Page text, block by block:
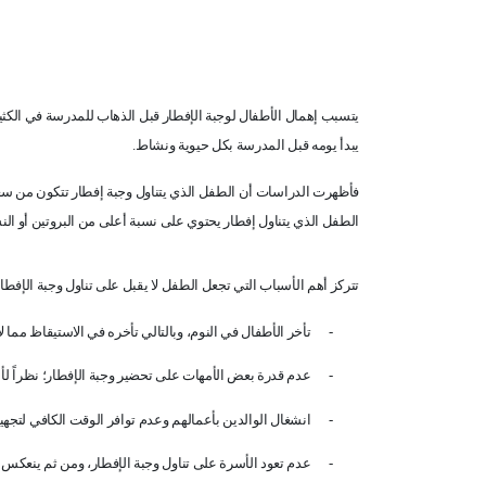
يتسبب إهمال الأطفال لوجبة الإفطار قبل الذهاب للمدرسة في
يبدأ يومه قبل المدرسة بكل حيوية ونشاط.
فأظهرت الدراسات أن الطفل الذي يتناول وجبة إفطار تتكون من
الطفل الذي يتناول إفطار يحتوي على نسبة أعلى من البروتين أو
تتركز أهم الأسباب التي تجعل الطفل لا يقبل على تناول وجبة
- تأخر الأطفال في النوم، وبالتالي تأخره في الاستيقاظ
- عدم قدرة بعض الأمهات على تحضير وجبة الإفطار؛ نظراً
- انشغال الوالدين بأعمالهم وعدم توافر الوقت الكافي
- عدم تعود الأسرة على تناول وجبة الإفطار، ومن ثم ينعكس